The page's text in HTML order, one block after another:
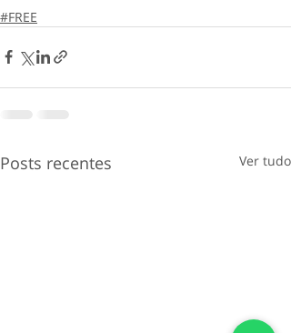
#FREE
Posts recentes Ver tudo